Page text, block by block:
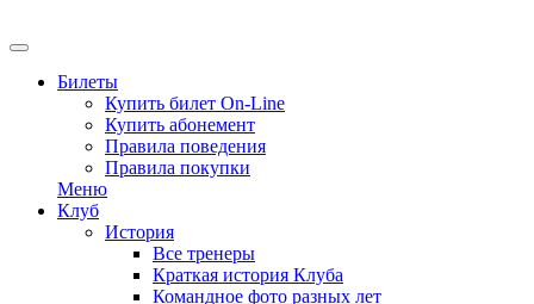
Билеты
Купить билет On-Line
Купить абонемент
Правила поведения
Правила покупки
Меню
Клуб
История
Все тренеры
Краткая история Клуба
Командное фото разных лет